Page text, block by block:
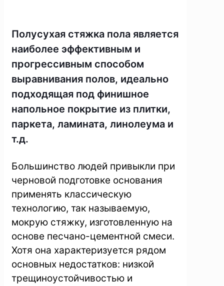
Полусухая стяжка пола является
наиболее эффективным и
прогрессивным способом
выравнивания полов, идеально
подходящая под финишное
напольное покрытие из плитки,
паркета, ламината, линолеума и
т.д.
Большинство людей привыкли при
черновой подготовке основания
применять классическую
технологию, так называемую,
мокрую стяжку, изготовленную на
основе песчано-цементной смеси.
Хотя она характеризуется рядом
основных недостатков: низкой
трещиноустойчивостью и